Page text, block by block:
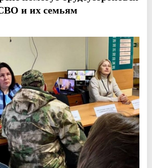
и их семьям